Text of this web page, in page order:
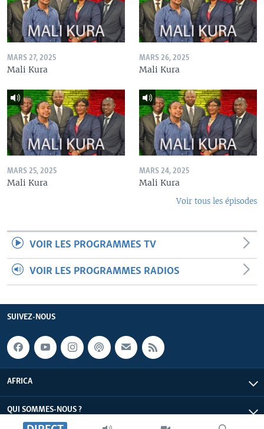
MARS 27, 2025
Mali Kura
MARS 26, 2025
Mali Kura
MARS 25, 2025
Mali Kura
MARS 24, 2025
Mali Kura
Voir tous les épisodes
VOIR LES PROGRAMMES TV
VOIR LES PROGRAMMES RADIOS
SUIVEZ-NOUS
AFRICA
QUI SOMMES-NOUS ?